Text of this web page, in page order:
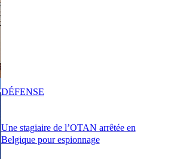
Une stagiaire de l’OTAN arrêtée en
Belgique pour espionnage
DÉFENSE